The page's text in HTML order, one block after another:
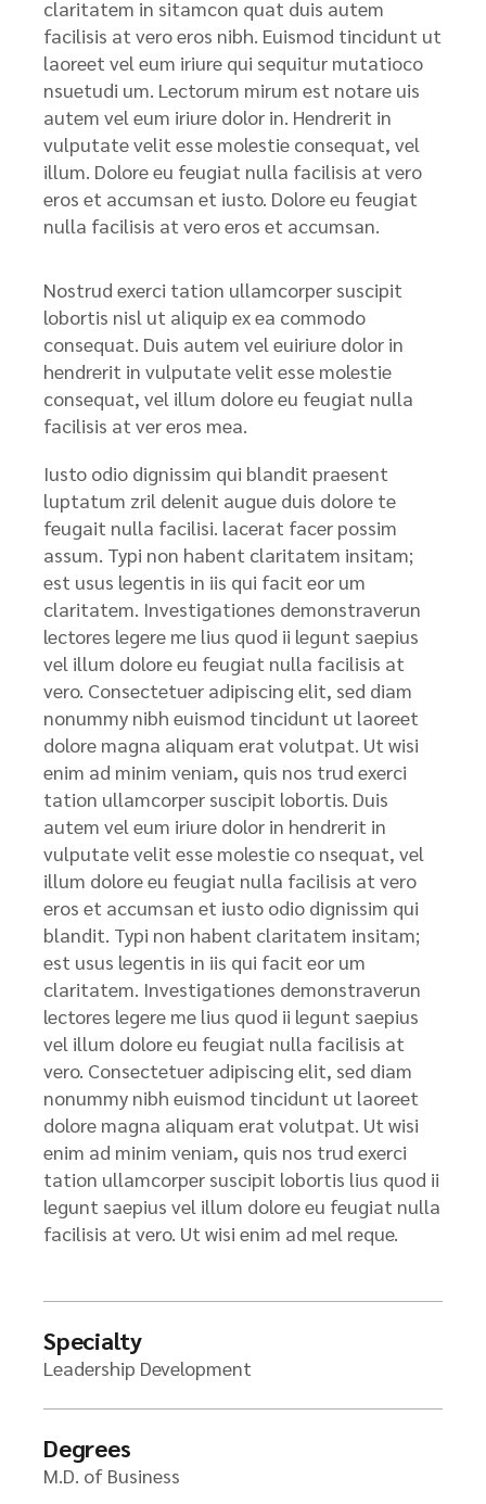
claritatem in sitamcon quat duis autem
facilisis at vero eros nibh. Euismod tincidunt ut
laoreet vel eum iriure qui sequitur mutatioco
nsuetudi um. Lectorum mirum est notare uis
autem vel eum iriure dolor in. Hendrerit in
vulputate velit esse molestie consequat, vel
illum. Dolore eu feugiat nulla facilisis at vero
eros et accumsan et iusto. Dolore eu feugiat
nulla facilisis at vero eros et accumsan.
Nostrud exerci tation ullamcorper suscipit
lobortis nisl ut aliquip ex ea commodo
consequat. Duis autem vel euiriure dolor in
hendrerit in vulputate velit esse molestie
consequat, vel illum dolore eu feugiat nulla
facilisis at ver eros mea.
Iusto odio dignissim qui blandit praesent
luptatum zril delenit augue duis dolore te
feugait nulla facilisi. lacerat facer possim
assum. Typi non habent claritatem insitam;
est usus legentis in iis qui facit eor um
claritatem. Investigationes demonstraverun
lectores legere me lius quod ii legunt saepius
vel illum dolore eu feugiat nulla facilisis at
vero. Consectetuer adipiscing elit, sed diam
nonummy nibh euismod tincidunt ut laoreet
dolore magna aliquam erat volutpat. Ut wisi
enim ad minim veniam, quis nos trud exerci
tation ullamcorper suscipit lobortis. Duis
autem vel eum iriure dolor in hendrerit in
vulputate velit esse molestie co nsequat, vel
illum dolore eu feugiat nulla facilisis at vero
eros et accumsan et iusto odio dignissim qui
blandit. Typi non habent claritatem insitam;
est usus legentis in iis qui facit eor um
claritatem. Investigationes demonstraverun
lectores legere me lius quod ii legunt saepius
vel illum dolore eu feugiat nulla facilisis at
vero. Consectetuer adipiscing elit, sed diam
nonummy nibh euismod tincidunt ut laoreet
dolore magna aliquam erat volutpat. Ut wisi
enim ad minim veniam, quis nos trud exerci
tation ullamcorper suscipit lobortis lius quod ii
legunt saepius vel illum dolore eu feugiat nulla
facilisis at vero. Ut wisi enim ad mel reque.
Specialty
Leadership Development
Degrees
M.D. of Business